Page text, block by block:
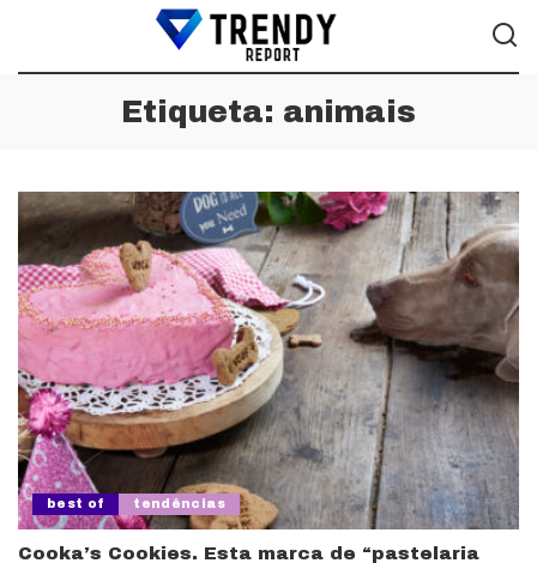
Etiqueta: animais
best of tendências
Cooka’s Cookies. Esta marca de “pastelaria